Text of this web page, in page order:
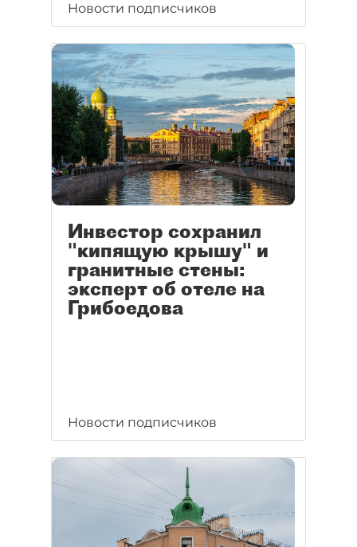
Новости подписчиков
Инвестор сохранил
"кипящую крышу" и
гранитные стены:
эксперт об отеле на
Грибоедова
Новости подписчиков